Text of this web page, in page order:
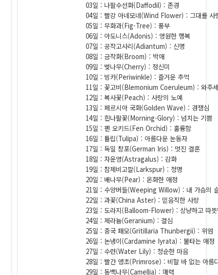
03일 : 나팔수선화(Daffodil) : 존경
04일 : 빨강 아네모네(Wind Flower) : 그대를 사
05일 : 무화과(Fig-Tree) : 풍부
06일 : 아도니스(Adonis) : 영원한 행복
07일 : 공작고사리(Adiantum) : 신명
08일 : 금작화(Broom) : 박애
09일 : 벚나무(Cherry) : 정신미
10일 : 빙카(Periwinkle) : 즐거운 추억
11일 : 꽃고비(Blemonium Coeruleum) : 와주
12일 : 복사꽃(Peach) : 사랑의 노예
13일 : 페르시아 국화(Golden Wave) : 경쟁심
14일 : 흰나팔꽃(Morning-Glory) : 넘치는 기쁨
15일 : 펜 오키드(Fen Orchid) : 훌륭함
16일 : 튤립(Tulipa) : 아름다운 눈동자
17일 : 독일 창포(German Iris) : 멋진 결혼
18일 : 자운영(Astragalus) : 감화
19일 : 참제비고깔(Larkspur) : 청명
20일 : 배나무(Pear) : 온화한 애정
21일 : 수양버들(Weeping Willow) : 내 가슴의
22일 : 과꽃(China Aster) : 믿음직한 사랑
23일 : 도라지(Balloom-Flower) : 상냥하고 따
24일 : 제라늄(Geranium) : 결심
25일 : 중국 패모(Gritillaria Thunbergii) : 위엄
26일 : 논냉이(Cardamine Iyrata) : 불타는 애정
27일 : 수련(Water Lily) : 청순한 마음
28일 : 빨간 앵초(Primrose) : 비할 바 없는 아름
29일 : 동백나무(Camellia) : 매력